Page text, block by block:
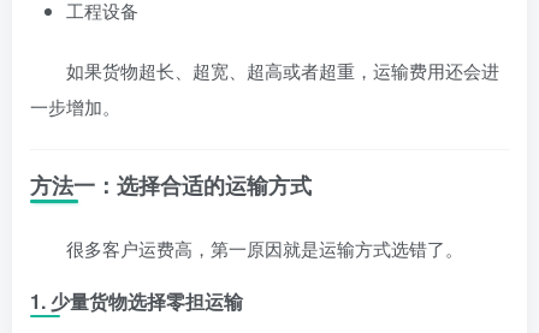
工程设备
如果货物超长、超宽、超高或者超重，运输费用还会进
一步增加。
方法一：选择合适的运输方式
很多客户运费高，第一原因就是运输方式选错了。
1. 少量货物选择零担运输